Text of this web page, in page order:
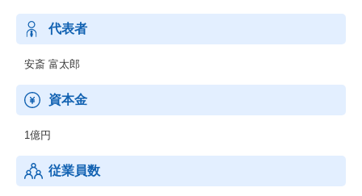
関連ソリューション：
・マイナンバー管理
・ID管理
・クラウド運用
・グローバルタレントマネジメント
・Pilot Consulting Service
※システム導入を検討される企業向けシステム選定支援コンサル
ティングサービス
代表者
安斎 富太郎
資本金
1億円
従業員数